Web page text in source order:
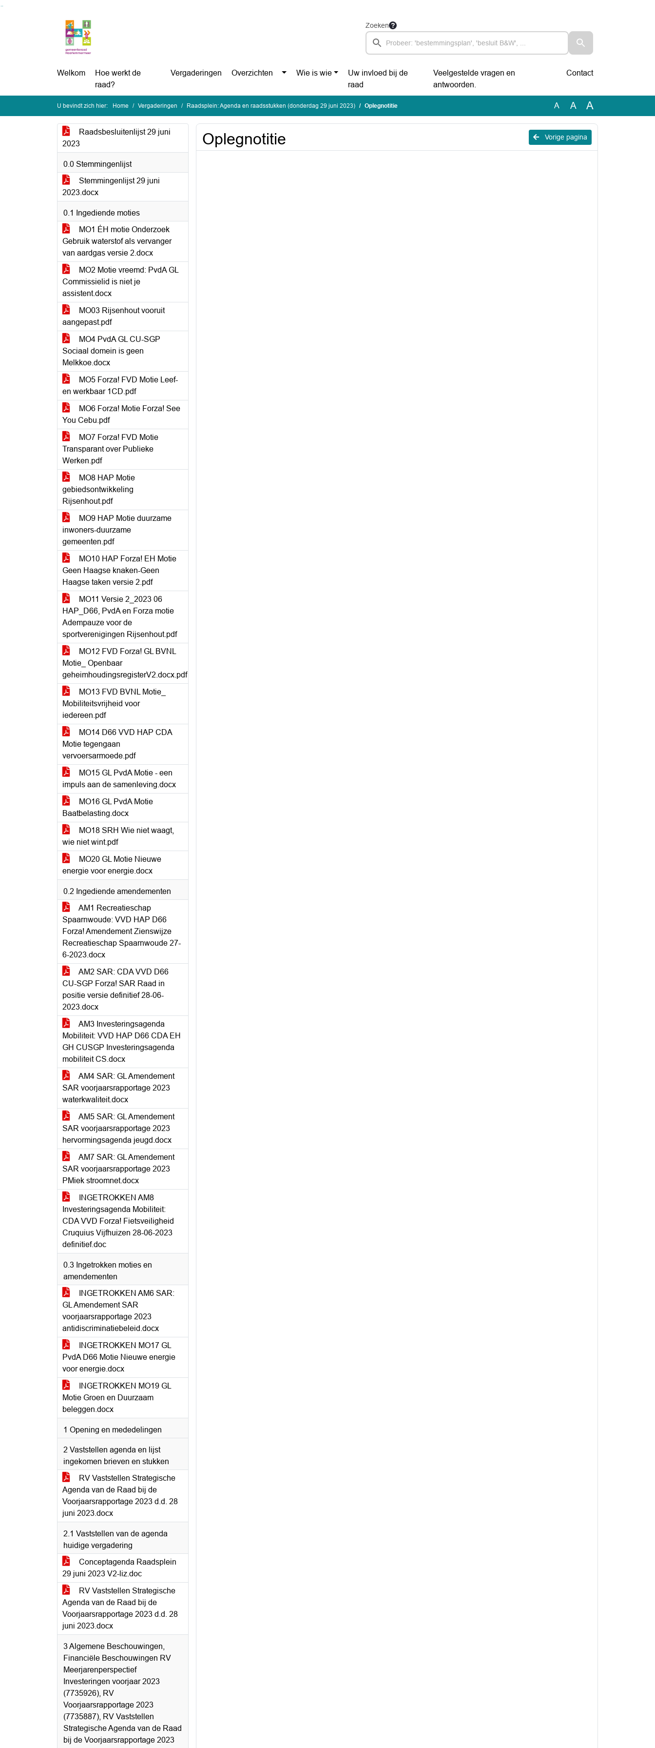
Zoeken
Welkom
Hoe werkt de
raad?
Vergaderingen Overzichten Wie is wie
Uw invloed bij de
raad
Veelgestelde vragen en
antwoorden.
Contact
U bevindt zich hier: Home Vergaderingen Raadsplein: Agenda en raadsstukken (donderdag 29 juni 2023) Oplegnotitie A A A
Raadsbesluitenlijst 29 juni
2023
0.0 Stemmingenlijst
Stemmingenlijst 29 juni
2023.docx
0.1 Ingediende moties
MO1 ÉH motie Onderzoek
Gebruik waterstof als vervanger
van aardgas versie 2.docx
MO2 Motie vreemd: PvdA GL
Commissielid is niet je
assistent.docx
MO03 Rijsenhout vooruit
aangepast.pdf
MO4 PvdA GL CU-SGP
Sociaal domein is geen
Melkkoe.docx
MO5 Forza! FVD Motie Leef-
en werkbaar 1CD.pdf
MO6 Forza! Motie Forza! See
You Cebu.pdf
MO7 Forza! FVD Motie
Transparant over Publieke
Werken.pdf
MO8 HAP Motie
gebiedsontwikkeling
Rijsenhout.pdf
MO9 HAP Motie duurzame
inwoners-duurzame
gemeenten.pdf
MO10 HAP Forza! EH Motie
Geen Haagse knaken-Geen
Haagse taken versie 2.pdf
MO11 Versie 2_2023 06
HAP_D66, PvdA en Forza motie
Adempauze voor de
sportverenigingen Rijsenhout.pdf
MO12 FVD Forza! GL BVNL
Motie_ Openbaar
geheimhoudingsregisterV2.docx.pdf
MO13 FVD BVNL Motie_
Mobiliteitsvrijheid voor
iedereen.pdf
MO14 D66 VVD HAP CDA
Motie tegengaan
vervoersarmoede.pdf
MO15 GL PvdA Motie - een
impuls aan de samenleving.docx
MO16 GL PvdA Motie
Baatbelasting.docx
MO18 SRH Wie niet waagt,
wie niet wint.pdf
MO20 GL Motie Nieuwe
energie voor energie.docx
0.2 Ingediende amendementen
AM1 Recreatieschap
Spaarnwoude: VVD HAP D66
Forza! Amendement Zienswijze
Recreatieschap Spaarnwoude 27-
6-2023.docx
AM2 SAR: CDA VVD D66
CU-SGP Forza! SAR Raad in
positie versie definitief 28-06-
2023.docx
AM3 Investeringsagenda
Mobiliteit: VVD HAP D66 CDA EH
GH CUSGP Investeringsagenda
mobiliteit CS.docx
AM4 SAR: GL Amendement
SAR voorjaarsrapportage 2023
waterkwaliteit.docx
AM5 SAR: GL Amendement
SAR voorjaarsrapportage 2023
hervormingsagenda jeugd.docx
AM7 SAR: GL Amendement
SAR voorjaarsrapportage 2023
PMiek stroomnet.docx
INGETROKKEN AM8
Investeringsagenda Mobiliteit:
CDA VVD Forza! Fietsveiligheid
Cruquius Vijfhuizen 28-06-2023
definitief.doc
0.3 Ingetrokken moties en
amendementen
INGETROKKEN AM6 SAR:
GL Amendement SAR
voorjaarsrapportage 2023
antidiscriminatiebeleid.docx
INGETROKKEN MO17 GL
PvdA D66 Motie Nieuwe energie
voor energie.docx
INGETROKKEN MO19 GL
Motie Groen en Duurzaam
beleggen.docx
1 Opening en mededelingen
2 Vaststellen agenda en lijst
ingekomen brieven en stukken
RV Vaststellen Strategische
Agenda van de Raad bij de
Voorjaarsrapportage 2023 d.d. 28
juni 2023.docx
2.1 Vaststellen van de agenda
huidige vergadering
Conceptagenda Raadsplein
29 juni 2023 V2-liz.doc
RV Vaststellen Strategische
Agenda van de Raad bij de
Voorjaarsrapportage 2023 d.d. 28
juni 2023.docx
3 Algemene Beschouwingen,
Financiële Beschouwingen RV
Meerjarenperspectief
Investeringen voorjaar 2023
(7735926), RV
Voorjaarsrapportage 2023
(7735887), RV Vaststellen
Strategische Agenda van de Raad
bij de Voorjaarsrapportage 2023
Vorige pagina
Oplegnotitie